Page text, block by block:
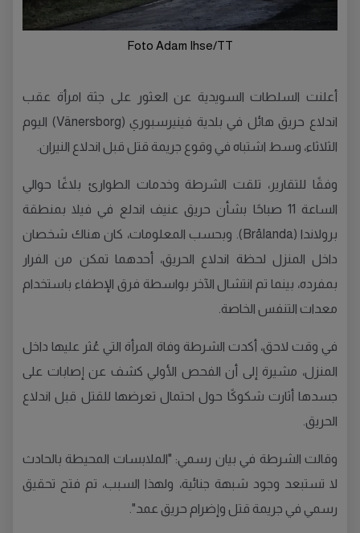
Foto Adam Ihse/TT
أعلنت السلطات السويدية عن العثور على جثة امرأة عقب
اندلاع حريق هائل في بلدية فينيرسبوري (Vänersborg) اليوم
الثلاثاء، وسط اشتباه في وقوع جريمة قتل قبل اندلاع النيران.
وفقًا للتقارير، تلقت الشرطة وخدمات الطوارئ بلاغًا حوالي
الساعة 11 صباحًا بشأن حريق عنيف اندلع في فيلا بمنطقة
برولاندا (Brålanda). وبحسب المعلومات، كان هناك شخصان
داخل المنزل لحظة اندلاع الحريق، أحدهما تمكن من الفرار
بمفرده، بينما تم انتشال الآخر بواسطة فرق الإطفاء باستخدام
معدات التنفس الخاصة.
في وقت لاحق، أكدت الشرطة وفاة المرأة التي عُثر عليها داخل
المنزل، مشيرة إلى أن الفحص الأولي كشف عن إصابات على
جسدها أثارت شكوكًا حول احتمال تعرضها للقتل قبل اندلاع
الحريق.
وقالت الشرطة في بيان رسمي: "الملابسات المحيطة بالحادث
لا تستبعد وجود شبهة جنائية، ولهذا السبب، تم فتح تحقيق
رسمي في جريمة قتل وإضرام حريق عمد".